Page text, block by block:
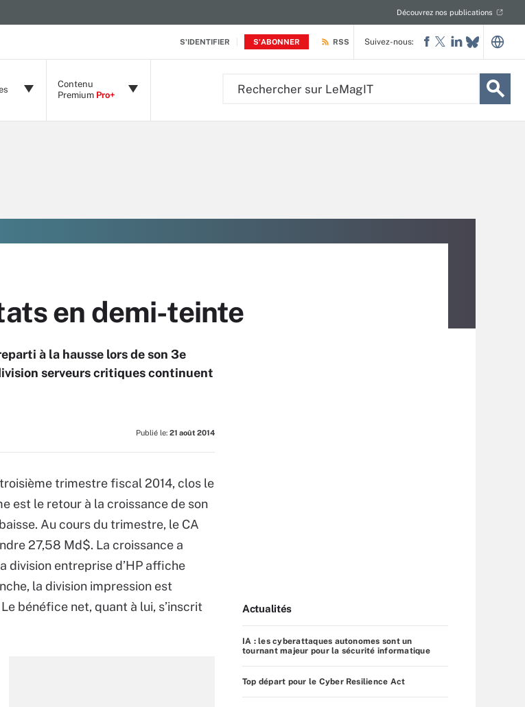
S'IDENTIFIER S'ABONNER
Découvrez nos publications
RSS
Contenu
Premium Pro+
Suivez-nous:
en demi-teinte
à la hausse lors de son 3e
serveurs critiques continuent
Publié le: 21 août 2014
trimestre fiscal 2014, clos le
est le retour à la croissance de son
Au cours du trimestre, le CA
27,58 Md$. La croissance a
division entreprise d’HP affiche
la division impression est
bénéfice net, quant à lui, s’inscrit
Actualités
IA : les cyberattaques autonomes sont un
tournant majeur pour la sécurité informatique
Top départ pour le Cyber Resilience Act